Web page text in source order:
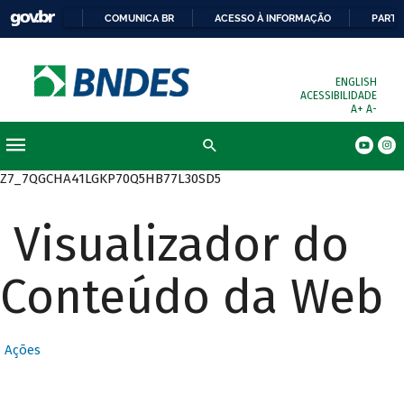
COMUNICA BR ACESSO À INFORMAÇÃO
ENGLISH
ACESSIBILIDADE
A+ A-
Z7_7QGCHA41LGKP70Q5HB77L30SD5
Visualizador do
Conteúdo da Web
Ações